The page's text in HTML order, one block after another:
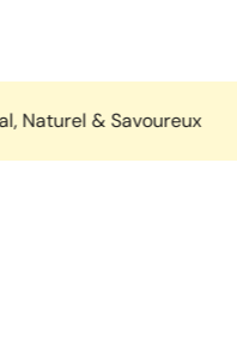
& Savoureux